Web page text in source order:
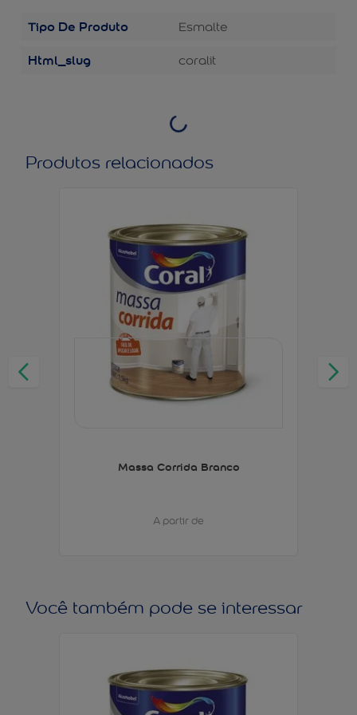
Tipo De Produto Esmalte
Html_slug coralit
Produtos relacionados
Massa Corrida Branco
A partir de
Você também pode se interessar